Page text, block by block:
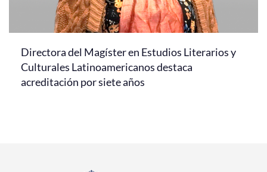
Directora del Magíster en Estudios Literarios y
Culturales Latinoamericanos destaca
acreditación por siete años